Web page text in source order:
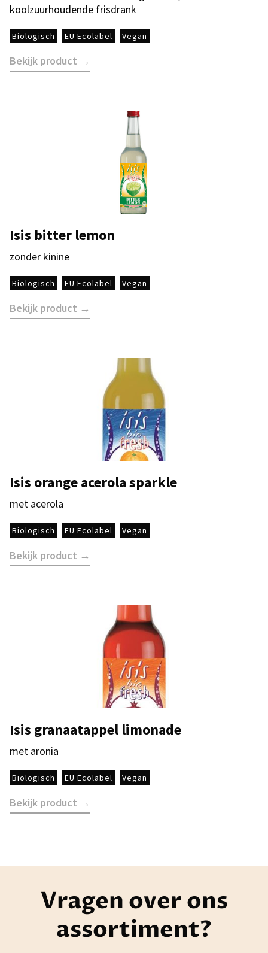
koolzuurhoudende frisdrank
Biologisch EU Ecolabel Vegan
Bekijk product →
Isis bitter lemon
zonder kinine
Biologisch EU Ecolabel Vegan
Bekijk product →
Isis orange acerola sparkle
met acerola
Biologisch EU Ecolabel Vegan
Bekijk product →
Isis granaatappel limonade
met aronia
Biologisch EU Ecolabel Vegan
Bekijk product →
Vragen over ons
assortiment?